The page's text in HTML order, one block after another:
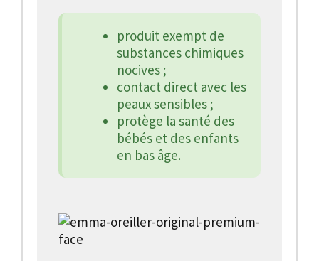
produit exempt de
substances chimiques
nocives ;
contact direct avec les
peaux sensibles ;
protège la santé des
bébés et des enfants
en bas âge.